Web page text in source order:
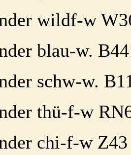
wildf-w
blau-w.
schw-w.
thü-f-w
chi-f-w